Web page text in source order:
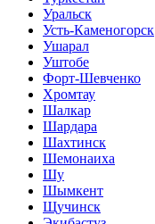
Уральск
Усть-Каменогорск
Ушарал
Уштобе
Форт-Шевченко
Хромтау
Шалкар
Шардара
Шахтинск
Шемонаиха
Шу
Шымкент
Щучинск